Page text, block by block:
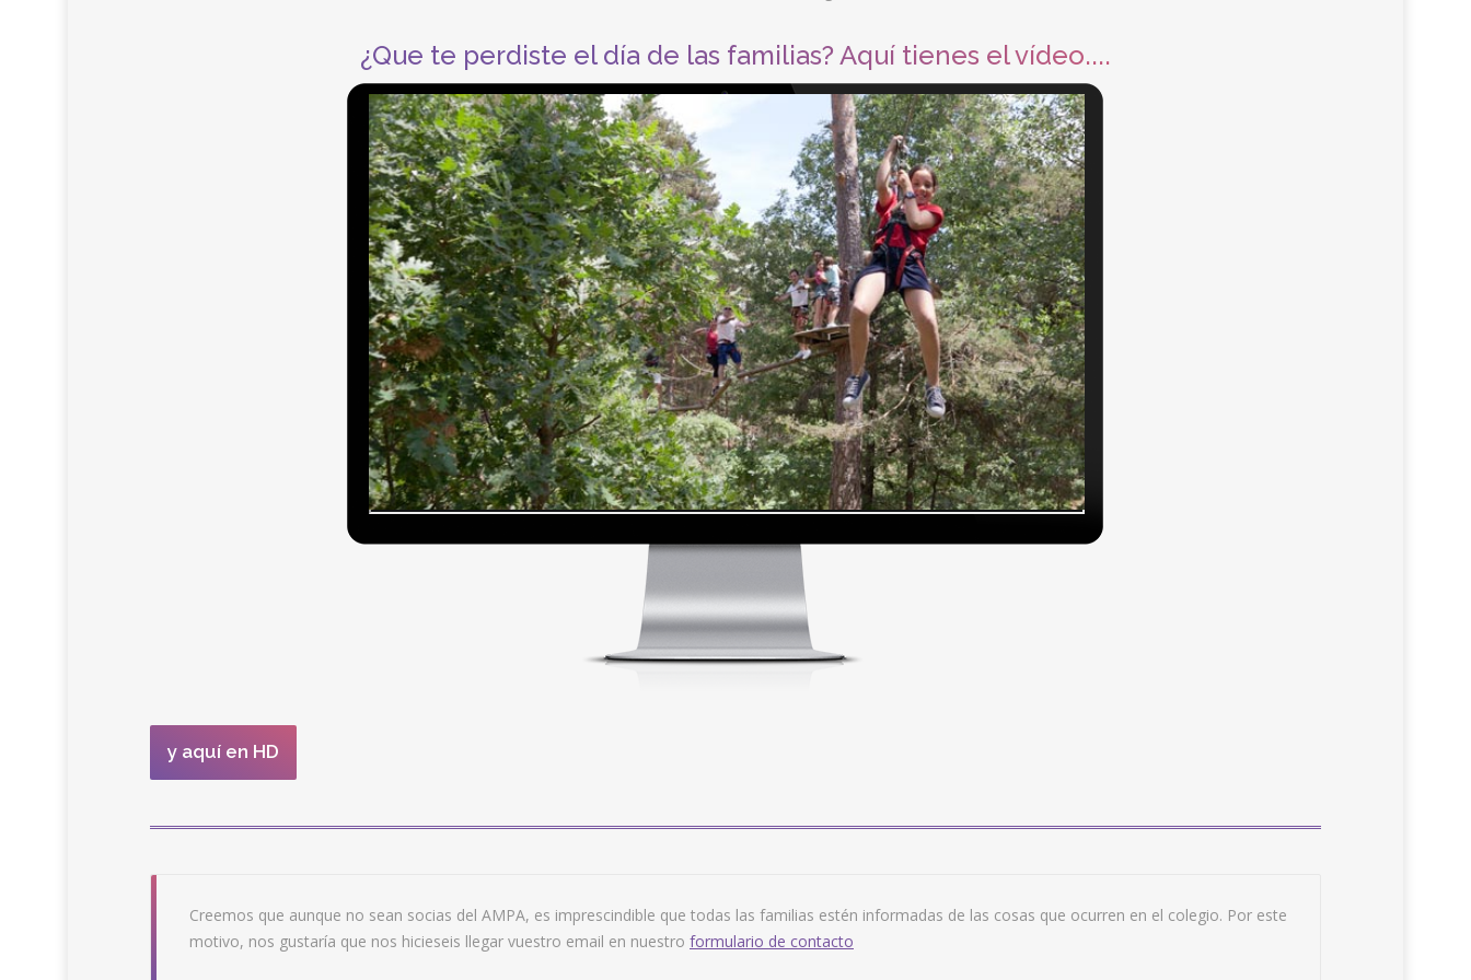
¿Que te perdiste el día de las familias? Aquí tienes el vídeo....
y aquí en HD
Creemos que aunque no sean socias del AMPA, es imprescindible que todas las familias estén informadas de las cosas que ocurren en el colegio. Por este
motivo, nos gustaría que nos hicieseis llegar vuestro email en nuestro formulario de contacto